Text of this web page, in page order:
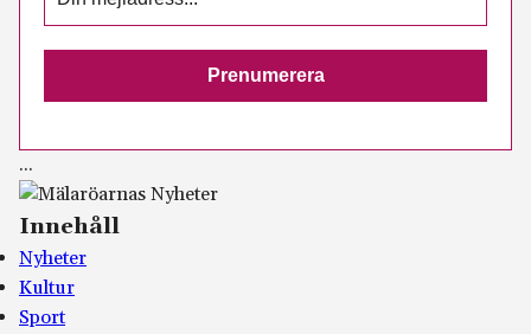
...
Innehåll
Nyheter
Kultur
Sport